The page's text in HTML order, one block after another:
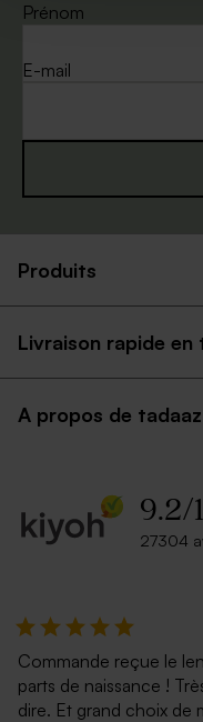
Prénom
E-mail
Produits
Livraison rapide
A propos de tadaaz
9.2/
27304
Commande reçue le
parts de naissance !
dire. Et grand choix de